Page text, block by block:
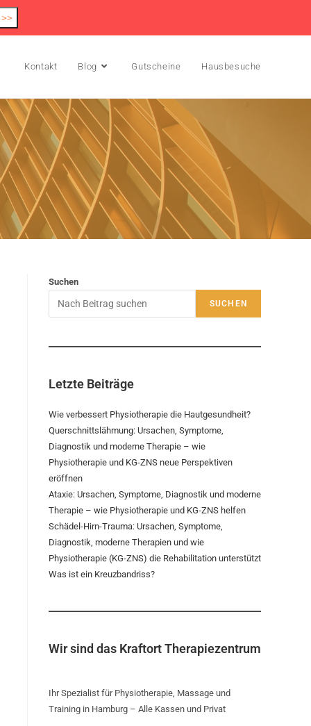
Kontakt Blog Gutscheine Hausbesuche
Suchen
SUCHEN
Letzte Beiträge
Wie verbessert Physiotherapie die Hautgesundheit?
Querschnittslähmung: Ursachen, Symptome,
Diagnostik und moderne Therapie – wie
Physiotherapie und KG-ZNS neue Perspektiven
eröffnen
Ataxie: Ursachen, Symptome, Diagnostik und moderne
Therapie – wie Physiotherapie und KG-ZNS helfen
Schädel-Hirn-Trauma: Ursachen, Symptome,
Diagnostik, moderne Therapien und wie
Physiotherapie (KG-ZNS) die Rehabilitation unterstützt
Was ist ein Kreuzbandriss?
Wir sind das Kraftort Therapiezentrum
Ihr Spezialist für Physiotherapie, Massage und
Training in Hamburg – Alle Kassen und Privat